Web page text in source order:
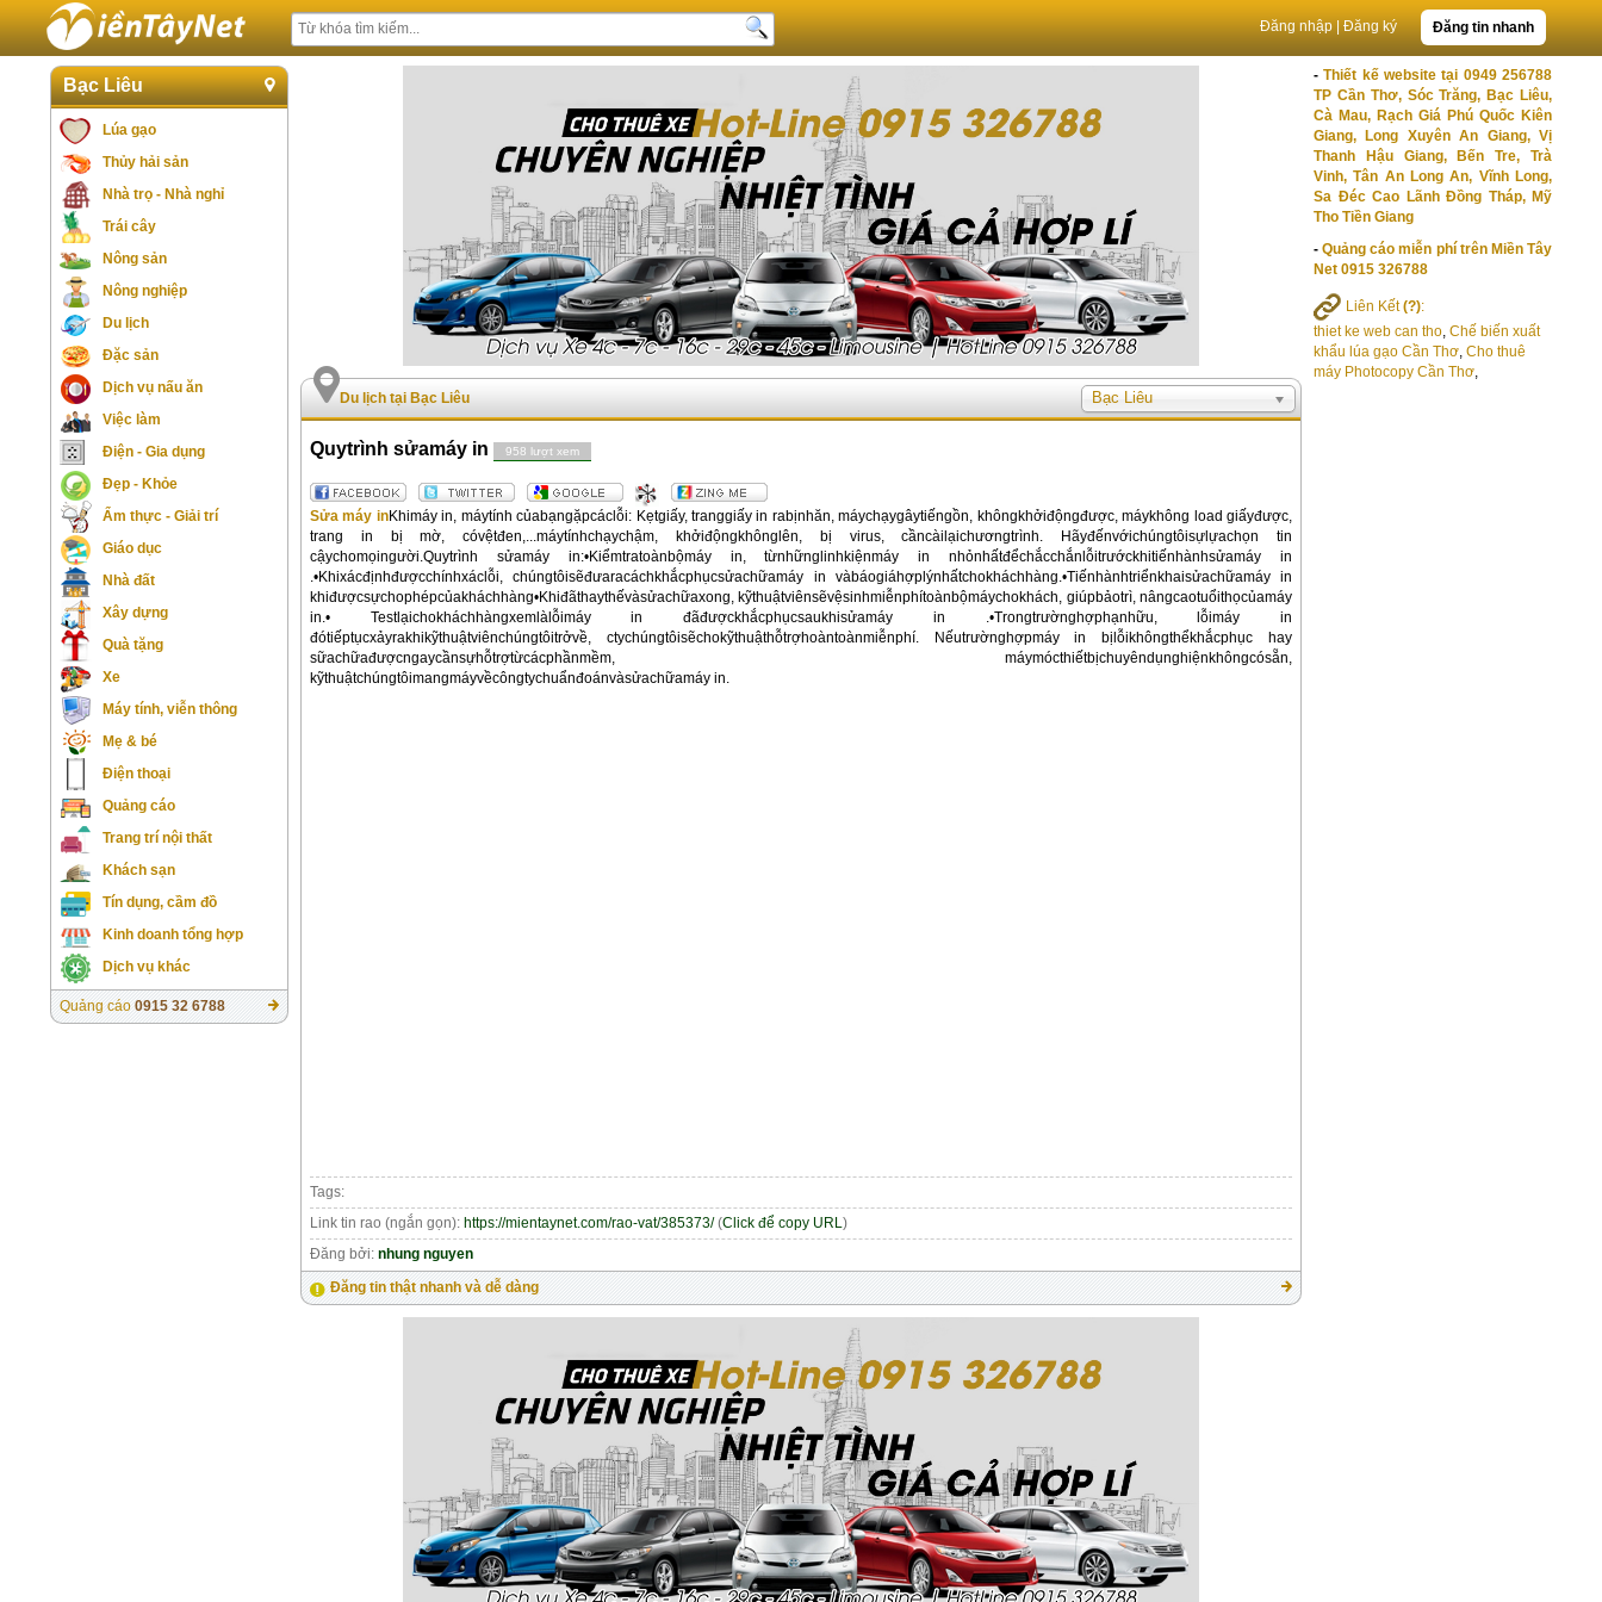
Đăng tin nhanh
Đăng nhập Đăng ký
Bạc Liêu
Lúa gạo
Thủy hải sản
Nhà trọ - Nhà nghỉ
Trái cây
Nông sản
Nông nghiệp
Du lịch
Đặc sản
Dịch vụ nấu ăn
Việc làm
Điện - Gia dụng
Đẹp - Khỏe
Ẩm thực - Giải trí
Giáo dục
Nhà đất
Xây dựng
Quà tặng
Xe
Máy tính, viễn thông
Mẹ & bé
Điện thoại
Quảng cáo
Trang trí nội thất
Khách sạn
Tín dụng, cầm đồ
Kinh doanh tổng hợp
Dịch vụ khác
Quảng cáo 0915 32 6788
-Thiết kế website tại 0949 256788
TP Cần Thơ, Sóc Trăng, Bạc Liêu,
Cà Mau, Rạch Giá Phú Quốc Kiên
Giang, Long Xuyên An Giang, Vị
Thanh Hậu Giang, Bến Tre, Trà
Vinh, Tân An Long An, Vĩnh Long,
Sa Đéc Cao Lãnh Đồng Tháp, Mỹ
Tho Tiền Giang
-Quảng cáo miễn phí trên Miền Tây
Net 0915 326788
Liên Kết(?):
thiet ke web can tho, Chế biến xuất
khẩu lúa gạo Cần Thơ, Cho thuê
máy Photocopy Cần Thơ,
Du lịch tại Bạc Liêu
Bạc Liêu
Quytrình sửamáy in 958 lượt xem
Sửa máy inKhimáy in, máytính củabạngặpcáclỗi: Kẹtgiấy, tranggiấy in rabịnhăn, máychạygâytiếngồn, khôngkhởiđộngđược, máykhông load giấyđược,
trang in bị mờ, cóvệtđen,...máytínhchạychậm, khởiđộngkhônglên, bị virus, cầncàilạichươngtrình. Hãyđếnvớichúngtôisựlựachọn tin
cậychomọingười.Quytrình sửamáy in:•Kiểmtratoànbộmáy in, từnhữnglinhkiệnmáy in nhỏnhấtđểchắcchắnlỗitrướckhitiếnhànhsửamáy in
.•Khixácđịnhđượcchínhxáclỗi, chúngtôisẽđưaracáchkhắcphụcsửachữamáy in vàbáogiáhợplýnhấtchokháchhàng.•Tiếnhànhtriểnkhaisửachữamáy in
khiđượcsựchophépcủakháchhàng•Khiđãthaythếvàsửachữaxong, kỹthuậtviênsẽvệsinhmiễnphítoànbộmáychokhách, giúpbảotrì, nângcaotuổithọcủamáy
in.• Testlạichokháchhàngxemlàlỗimáy in đãđượckhắcphụcsaukhisửamáy in .•Trongtrườnghợphạnhữu, lỗimáy in
đótiếptụcxảyrakhikỹthuậtviênchúngtôitrởvề, ctychúngtôisẽchokỹthuậthỗtrợhoàntoànmiễnphí. Nếutrườnghợpmáy in bịlỗikhôngthểkhắcphục hay
sữachữađượcngaycầnsựhỗtrợtừcácphầnmềm, máymócthiếtbịchuyêndụnghiệnkhôngcósẵn,
kỹthuậtchúngtôimangmáyvềcôngtychuẩnđoánvàsửachữamáy in.
Tags:
Link tin rao (ngắn gọn): https://mientaynet.com/rao-vat/385373/(Click để copy URL)
Đăng bởi: nhung nguyen
Đăng tin thật nhanh và dễ dàng